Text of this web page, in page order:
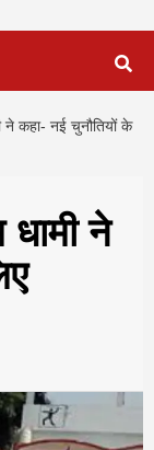
ने कहा- नई चुनौतियों के
ने